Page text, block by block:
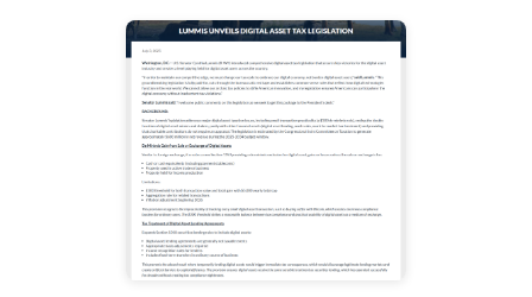
$1.30
-2.33%